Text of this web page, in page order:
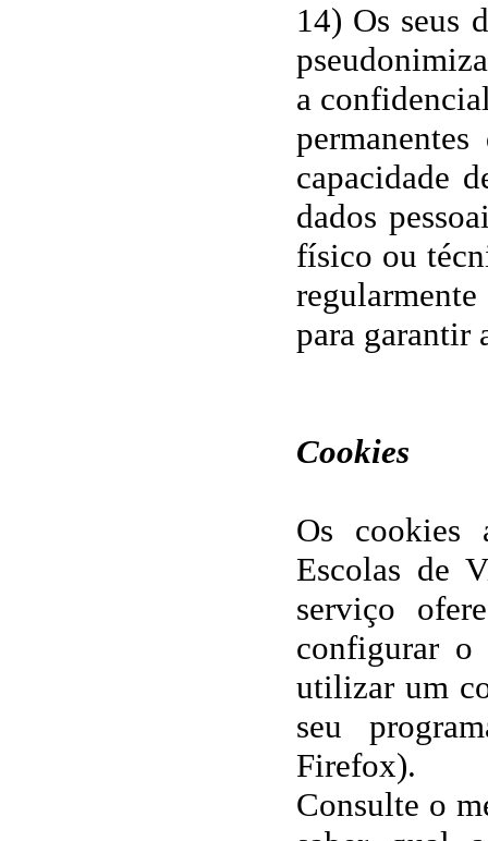
14) Os seus
a
capacidade
dados
físico ou
para garantir
Cookies
Os cookies
Escolas de
serviço
configurar o
utilizar um
seu
Firefox).
Consulte o